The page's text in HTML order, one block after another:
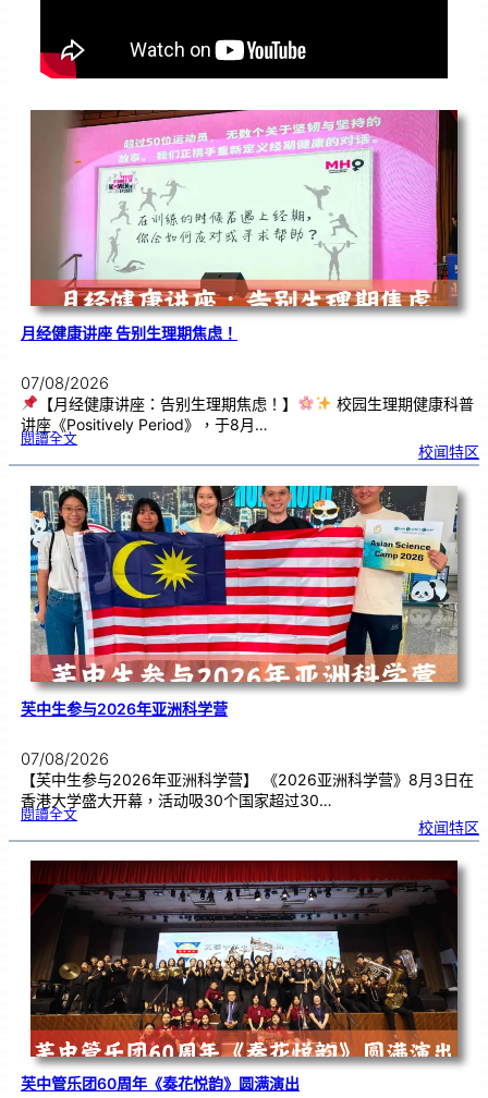
月经健康讲座 告别生理期焦虑！
07/08/2026
【月经健康讲座：告别生理期焦虑！】
校园生理期健康科普
讲座《Positively Period》，于8月…
閱讀全文:月
健
康
座
告
别
生
理
期
焦
虑
！
校闻特区
芙中生参与2026年亚洲科学营
07/08/2026
【芙中生参与2026年亚洲科学营】 《2026亚洲科学营》8月3日在
香港大学盛大开幕，活动吸30个国家超过30…
閱讀全文:芙
参
2
0
2
6
年
亚
洲
科
校闻特区
芙中管乐团60周年《奏花悦韵》圆满演出